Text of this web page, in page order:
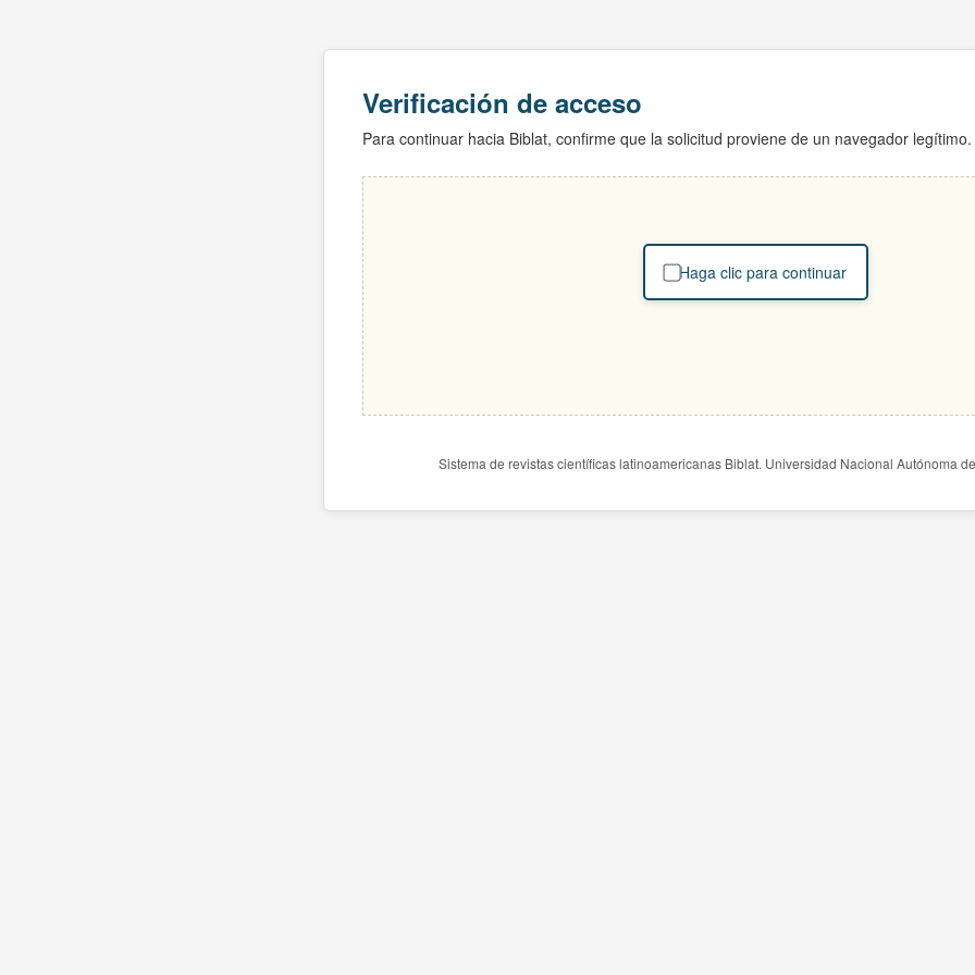
Verificación de acceso
Para continuar hacia Biblat, confirme que la solicitud proviene de un navegador legítimo.
Haga clic para continuar
Sistema de revistas científicas latinoamericanas Biblat. Universidad Nacional Autónoma